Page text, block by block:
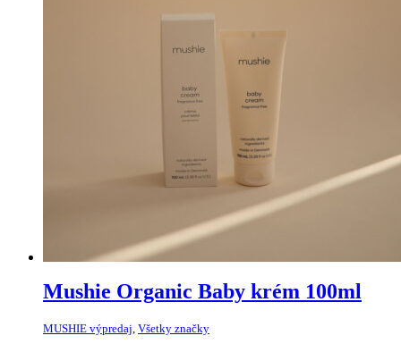
Mushie Organic Baby krém 100ml
MUSHIE výpredaj, Všetky značky